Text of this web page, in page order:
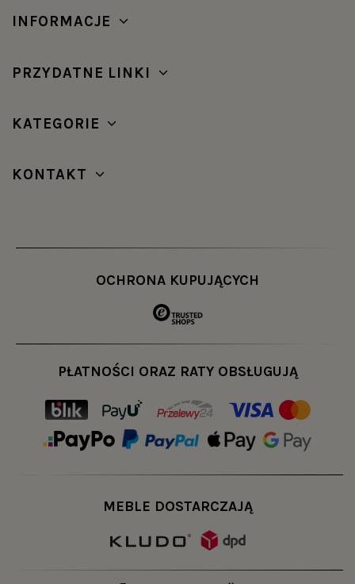
INFORMACJE
PRZYDATNE LINKI
KATEGORIE
KONTAKT
OCHRONA KUPUJĄCYCH
PŁATNOŚCI ORAZ RATY OBSŁUGUJĄ
MEBLE DOSTARCZAJĄ